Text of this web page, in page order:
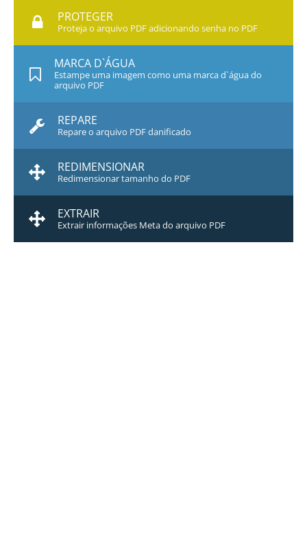
PROTEGER
Proteja o arquivo PDF adicionando senha no PDF
MARCA D`ÁGUA
Estampe uma imagem como uma marca d`água do
arquivo PDF
REPARE
Repare o arquivo PDF danificado
REDIMENSIONAR
Redimensionar tamanho do PDF
EXTRAIR
Extrair informações Meta do arquivo PDF